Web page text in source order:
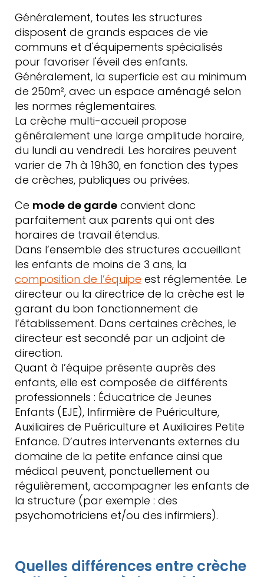
Généralement, toutes les structures
disposent de grands espaces de vie
communs et d'équipements spécialisés
pour favoriser l'éveil des enfants.
Généralement, la superficie est au minimum
de 250m², avec un espace aménagé selon
les normes réglementaires.
La crèche multi-accueil propose
généralement une large amplitude horaire,
du lundi au vendredi. Les horaires peuvent
varier de 7h à 19h30, en fonction des types
de crèches, publiques ou privées.
Ce mode de garde convient donc
parfaitement aux parents qui ont des
horaires de travail étendus.
Dans l’ensemble des structures accueillant
les enfants de moins de 3 ans, la
composition de l’équipe est réglementée. Le
directeur ou la directrice de la crèche est le
garant du bon fonctionnement de
l’établissement. Dans certaines crèches, le
directeur est secondé par un adjoint de
direction.
Quant à l’équipe présente auprès des
enfants, elle est composée de différents
professionnels : Éducatrice de Jeunes
Enfants (EJE), Infirmière de Puériculture,
Auxiliaires de Puériculture et Auxiliaires Petite
Enfance. D’autres intervenants externes du
domaine de la petite enfance ainsi que
médical peuvent, ponctuellement ou
régulièrement, accompagner les enfants de
la structure (par exemple : des
psychomotriciens et/ou des infirmiers).
Quelles différences entre crèche